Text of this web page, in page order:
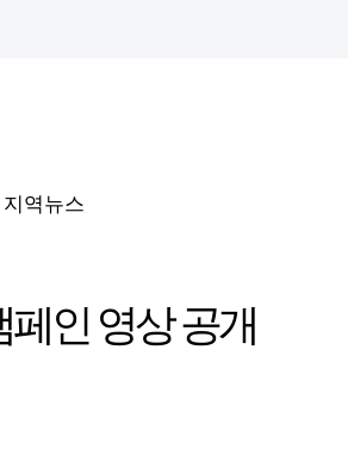
지역뉴스
인 영상 공개